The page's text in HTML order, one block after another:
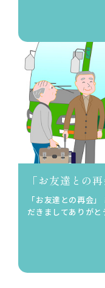
「お友達との再
「お友達との再会
だきましてありが